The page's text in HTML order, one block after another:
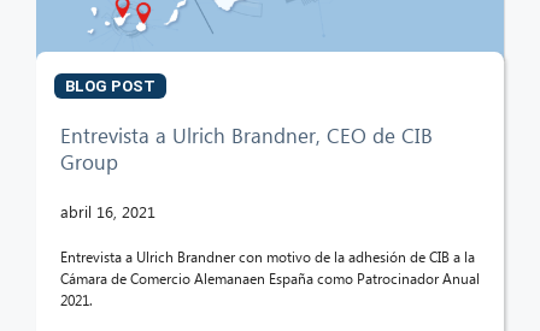
BLOG POST
Entrevista a Ulrich Brandner, CEO de CIB
Group
abril 16, 2021
Entrevista a Ulrich Brandner con motivo de la adhesión de CIB a la
Cámara de Comercio Alemanaen España como Patrocinador Anual
2021.